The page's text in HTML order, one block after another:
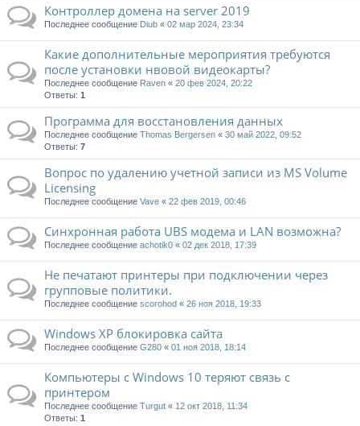
Контроллер домена на server 2019
Последнее сообщение Diub « 02 мар 2024, 23:34
Какие дополнительные мероприятия требуются
после установки нвовой видеокарты?
Последнее сообщение Raven « 20 фев 2024, 20:22
Ответы: 1
Программа для восстановления данных
Последнее сообщение Thomas Bergersen « 30 май 2022, 09:52
Ответы: 7
Вопрос по удалению учетной записи из MS Volume
Licensing
Последнее сообщение Vave « 22 фев 2019, 00:46
Синхронная работа UBS модема и LAN возможна?
Последнее сообщение achotik0 « 02 дек 2018, 17:39
Не печатают принтеры при подключении через
групповые политики.
Последнее сообщение scorohod « 26 ноя 2018, 19:33
Windows XP блокировка сайта
Последнее сообщение G280 « 01 ноя 2018, 18:14
Компьютеры с Windows 10 теряют связь с
принтером
Последнее сообщение Turgut « 12 окт 2018, 11:34
Ответы: 1